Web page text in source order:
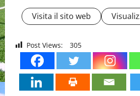
Visita il sito web
Post Views: 305